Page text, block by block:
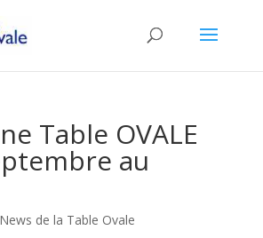
Table OVALE
au
News de la Table Ovale